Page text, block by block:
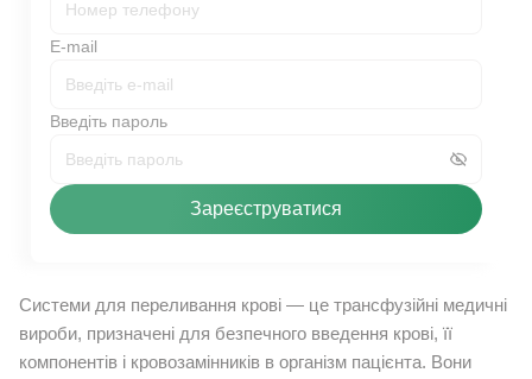
E-mail
Введіть пароль
Зареєструватися
Системи для переливання крові — це трансфузійні медичні
вироби, призначені для безпечного введення крові, її
компонентів і кровозамінників в організм пацієнта. Вони